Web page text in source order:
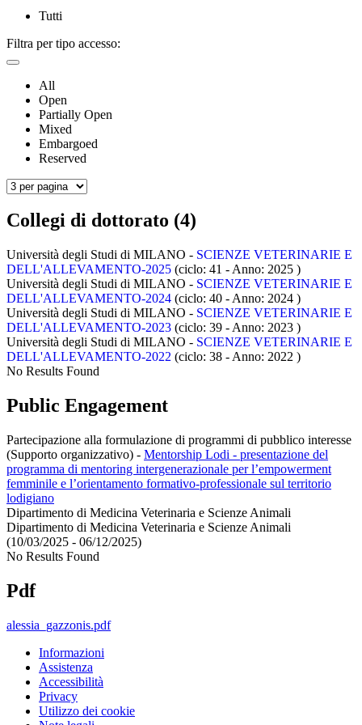
Tutti
Filtra per tipo accesso:
All
Open
Partially Open
Mixed
Embargoed
Reserved
Collegi di dottorato (4)
Università degli Studi di MILANO - SCIENZE VETERINARIE E
DELL'ALLEVAMENTO-2025 (ciclo: 41 - Anno: 2025 )
Università degli Studi di MILANO - SCIENZE VETERINARIE E
DELL'ALLEVAMENTO-2024 (ciclo: 40 - Anno: 2024 )
Università degli Studi di MILANO - SCIENZE VETERINARIE E
DELL'ALLEVAMENTO-2023 (ciclo: 39 - Anno: 2023 )
Università degli Studi di MILANO - SCIENZE VETERINARIE E
DELL'ALLEVAMENTO-2022 (ciclo: 38 - Anno: 2022 )
No Results Found
Public Engagement
Partecipazione alla formulazione di programmi di pubblico interesse
(Supporto organizzativo) - Mentorship Lodi - presentazione del
programma di mentoring intergenerazionale per l’empowerment
femminile e l’orientamento formativo-professionale sul territorio
lodigiano
Dipartimento di Medicina Veterinaria e Scienze Animali
Dipartimento di Medicina Veterinaria e Scienze Animali
(10/03/2025 - 06/12/2025)
No Results Found
Pdf
alessia_gazzonis.pdf
Informazioni
Assistenza
Accessibilità
Privacy
Utilizzo dei cookie